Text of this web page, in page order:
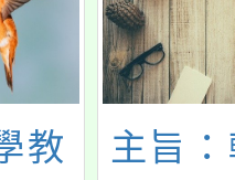
教
主旨